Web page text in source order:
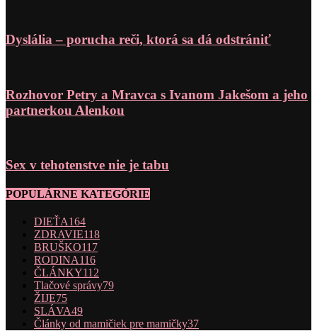
Dyslália – porucha reči, ktorá sa dá odstrániť
Rozhovor Petry a Mravca s Ivanom Jakešom a jeho
partnerkou Alenkou
Sex v tehotenstve nie je tabu
POPULÁRNE KATEGÓRIE
DIEŤA164
ZDRAVIE118
BRUŠKO117
RODINA116
ČLÁNKY112
Tlačové správy79
ŽIJE75
SLÁVA49
Články od mamičiek pre mamičky37